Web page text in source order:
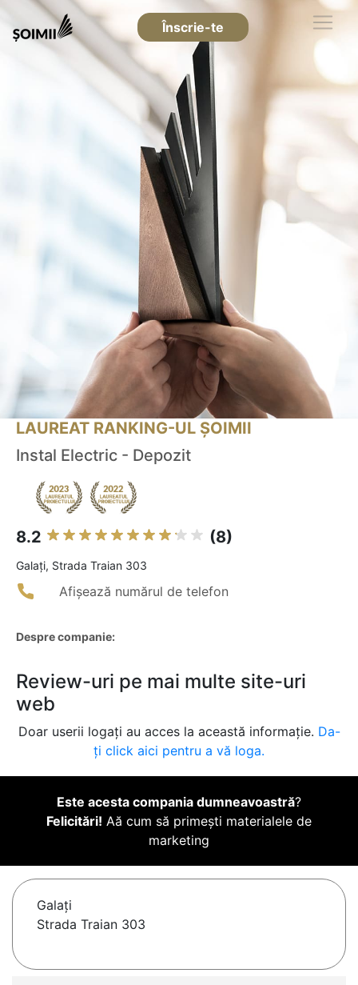
Înscrie-te
LAUREAT RANKING-UL ȘOIMII
Instal Electric - Depozit
8.2 (8)
Galaţi, Strada Traian 303
Afișează numărul de telefon
Despre companie:
Review-uri pe mai multe site-uri
web
Doar userii logați au acces la această informație. Da-
ți click aici pentru a vă loga.
Este acesta compania dumneavoastră?
Felicitări! Aă cum să primești materialele de
marketing
Galaţi
Strada Traian 303